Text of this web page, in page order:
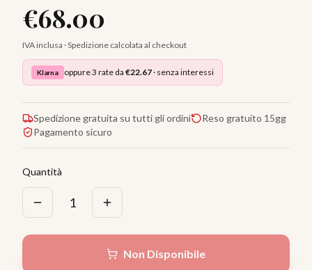
€68.00
IVA inclusa · Spedizione calcolata al checkout
Klarna oppure 3 rate da €22.67· senza interessi
Spedizione gratuita su tutti gli ordini
Reso gratuito 15gg
Pagamento sicuro
Quantità
1
Non Disponibile